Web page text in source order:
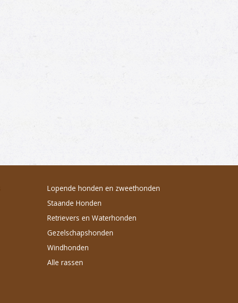
Lopende honden en zweethonden
Staande Honden
Retrievers en Waterhonden
Gezelschapshonden
Windhonden
Alle rassen